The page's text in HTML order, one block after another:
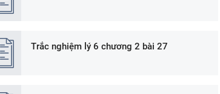
Trắc nghiệm lý 6 chương 2 bài 27